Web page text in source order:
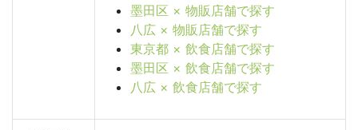
墨田区 × 物販店舗で探す
八広 × 物販店舗で探す
東京都 × 飲食店舗で探す
墨田区 × 飲食店舗で探す
八広 × 飲食店舗で探す